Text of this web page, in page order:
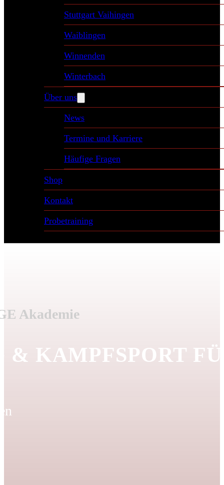
Stuttgart Vaihingen
Waiblingen
Winnenden
Winterbach
Über uns
News
Termine und Karriere
Häufige Fragen
Shop
Kontakt
Probetraining
Akademie
& KAMPFSPORT